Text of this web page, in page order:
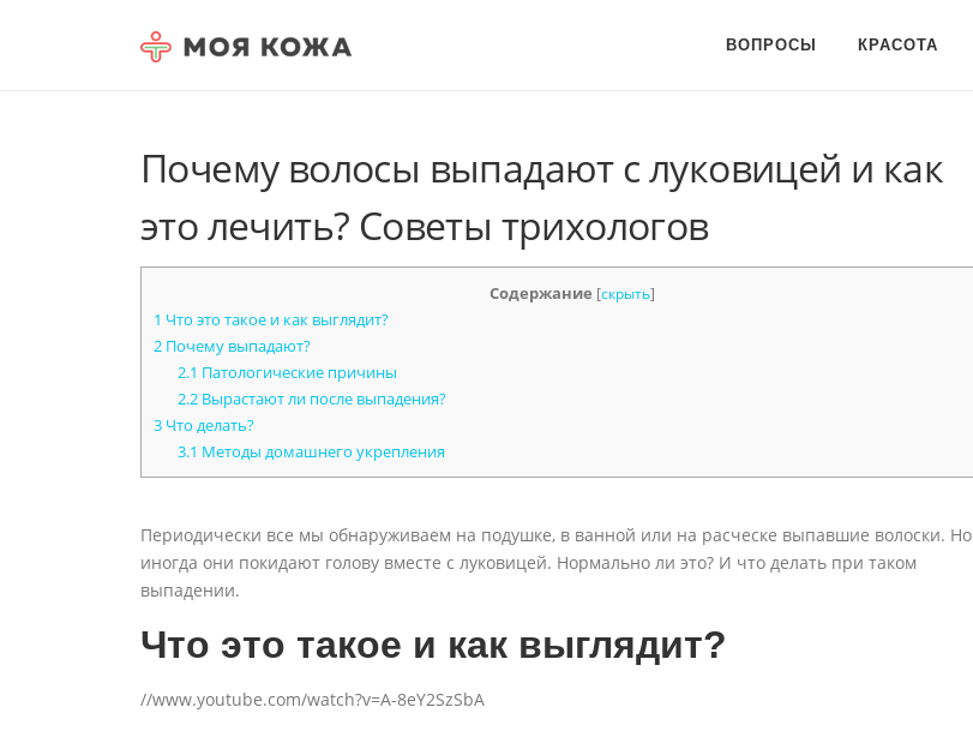
ВОПРОСЫ КРАСОТА
Почему волосы выпадают с луковицей и как
это лечить? Советы трихологов
Содержание [скрыть]
1 Что это такое и как выглядит?
2 Почему выпадают?
2.1 Патологические причины
2.2Вырастают ли после выпадения?
3 Что делать?
3.1 Методы домашнего укрепления
Периодически все мы обнаруживаем на подушке, в ванной или на расческе выпавшие волоски. Но
иногда они покидают голову вместе с луковицей. Нормально ли это? И что делать при таком
выпадении.
Что это такое и как выглядит?
//www.youtube.com/watch?v=A-8eY2SzSbA